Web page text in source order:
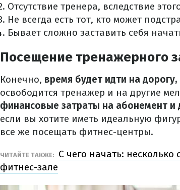
Отсутствие тренера, вследствие
Не всегда есть тот, кто может
Бывает сложно заставить себя
Посещение тренажерного
Конечно, время будет идти на
освободится тренажер и на другие
финансовые затраты на абонемент и
если вы хотите иметь идеальную
все же посещать фитнес-центры.
ЧИТАЙТЕ ТАКЖЕ:
С чего начать:
фитнес-зале